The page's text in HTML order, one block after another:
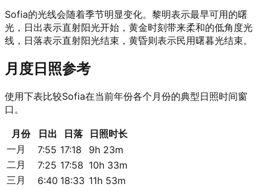
Sofia的光线会随着季节明显变化。黎明表示最早可用的曙
光，日出表示直射阳光开始，黄金时刻带来柔和的低角度光
线，日落表示直射阳光结束，黄昏则表示民用曙暮光结束。
月度日照参考
使用下表比较Sofia在当前年份各个月份的典型日照时间窗
口。
月份 日出 日落
日照时长
一月
7:55 17:18
9h 23m
二月
7:25 17:58 10h 33m
三月
6:40 18:33 11h 53m